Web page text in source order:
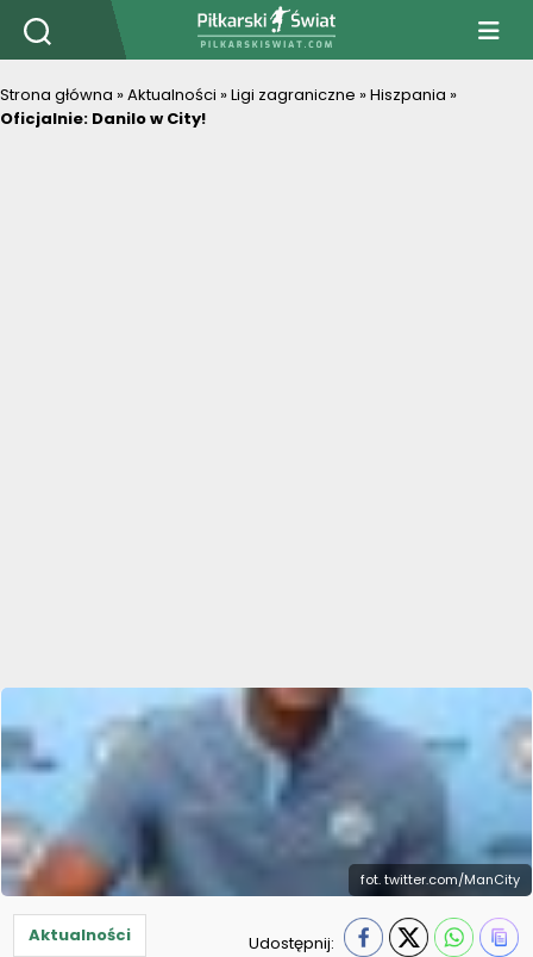
PiłkarskiSwiat.com
Strona główna »Aktualności »Ligi zagraniczne »Hiszpania »
Oficjalnie: Danilo w City!
fot. twitter.com/ManCity
Aktualności Udostępnij: